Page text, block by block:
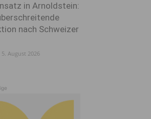
in Arnoldstein:
nach Schweizer
5. August 2026